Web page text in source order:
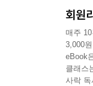
- 다층
- AI +
- 생애
회원
매주
3,000
eBook
클래스
사락